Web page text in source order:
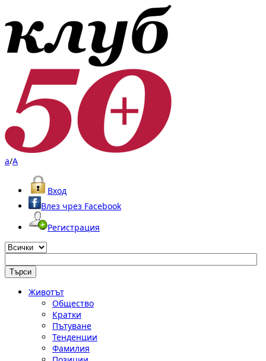
a/A
Вход
Влез чрез Facebook
Регистрация
Животът
Общество
Кратки
Пътуване
Тенденции
Фамилия